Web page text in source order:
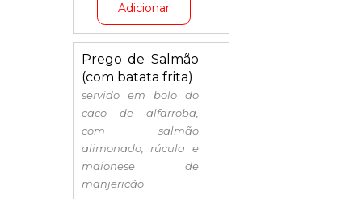
Adicionar
Prego de Salmão
(com batata frita)
servido em bolo do
caco de alfarroba,
com salmão
alimonado, rúcula e
maionese de
manjericão